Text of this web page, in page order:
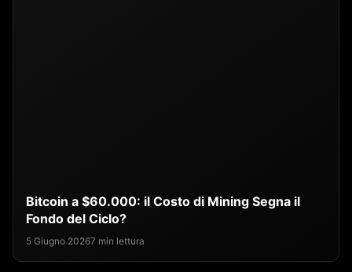
Bitcoin a $60.000: il Costo di Mining Segna il
Fondo del Ciclo?
5 Giugno 20267 min lettura